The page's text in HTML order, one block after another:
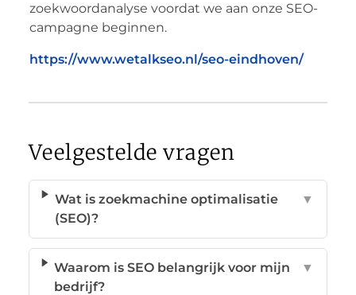
zoekwoordanalyse voordat we aan onze SEO-
campagne beginnen.
https://www.wetalkseo.nl/seo-eindhoven/
Veelgestelde vragen
Wat is zoekmachine optimalisatie
(SEO)?
▼
Waarom is SEO belangrijk voor mijn
bedrijf?
▼